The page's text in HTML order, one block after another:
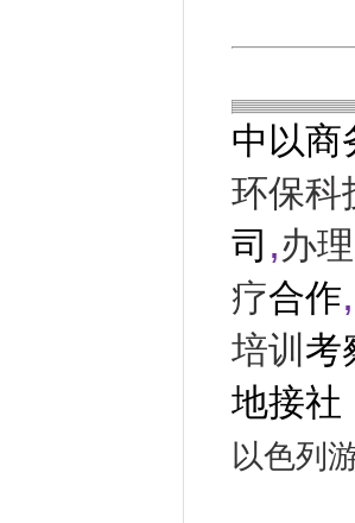
中以商
环保科
司 ,办
疗合作,
培训 考
地接社
以色列